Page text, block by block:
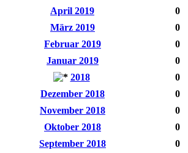
April 2019
0
März 2019
0
Februar 2019
0
Januar 2019
0
2018
0
Dezember 2018
0
November 2018
0
Oktober 2018
0
September 2018
0